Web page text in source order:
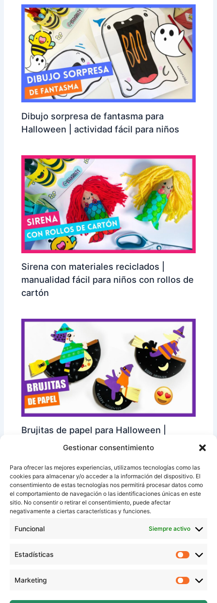
Gestionar consentimiento
Para ofrecer las mejores experiencias, utilizamos tecnologías como las
cookies para almacenar y/o acceder a la información del dispositivo. El
consentimiento de estas tecnologías nos permitirá procesar datos como
el comportamiento de navegación o las identificaciones únicas en este
sitio. No consentir o retirar el consentimiento, puede afectar
negativamente a ciertas características y funciones.
Funcional Siempre activo
Estadísticas
Marketing
Dibujo sorpresa de fantasma para
Halloween | actividad fácil para niños
Sirena con materiales reciclados |
manualidad fácil para niños con rollos de
cartón
Brujitas de papel para Halloween |
manualidad fácil para niños
Anillos de papel en forma de gatos |